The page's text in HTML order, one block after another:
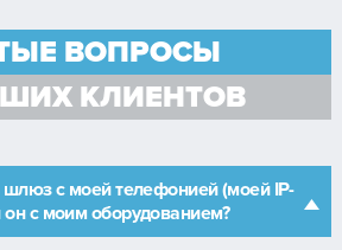
ВОПРОСЫ
КЛИЕНТОВ
шлюз с моей телефонией (моей IP-
с моим оборудованием?